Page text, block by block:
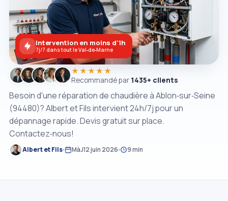
Besoin d'une réparation de chaudière à Ablon‑sur‑Seine
(94480)? Albert et Fils intervient 24h/7j pour un
dépannage rapide. Devis gratuit sur place.
Contactez‑nous!
Albert et Fils MàJ12 juin 2026 9 min
★★★★★
Recommandé par 1435+ clients
Intervention en moins d'1h
7j/7 dans tout le Val‑de‑Marne